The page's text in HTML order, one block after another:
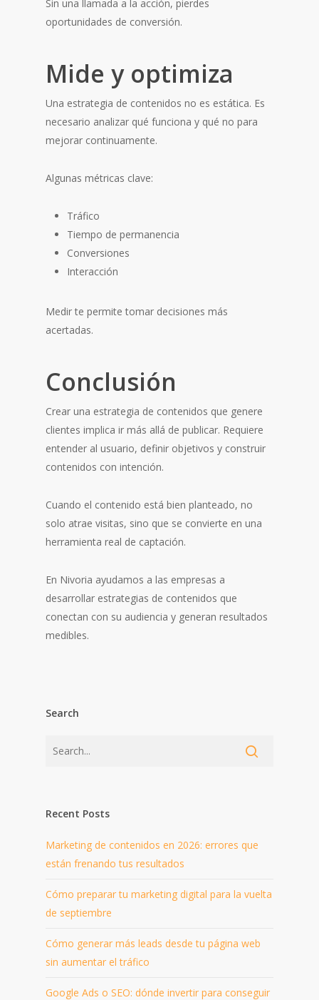
Sin una llamada a la acción, pierdes
oportunidades de conversión.
Mide y optimiza
Una estrategia de contenidos no es estática. Es
necesario analizar qué funciona y qué no para
mejorar continuamente.
Algunas métricas clave:
Tráfico
Tiempo de permanencia
Conversiones
Interacción
Medir te permite tomar decisiones más
acertadas.
Conclusión
Crear una estrategia de contenidos que genere
clientes implica ir más allá de publicar. Requiere
entender al usuario, definir objetivos y construir
contenidos con intención.
Cuando el contenido está bien planteado, no
solo atrae visitas, sino que se convierte en una
herramienta real de captación.
En Nivoria ayudamos a las empresas a
desarrollar estrategias de contenidos que
conectan con su audiencia y generan resultados
medibles.
Search
Recent Posts
Marketing de contenidos en 2026: errores que
están frenando tus resultados
Cómo preparar tu marketing digital para la vuelta
de septiembre
Cómo generar más leads desde tu página web
sin aumentar el tráfico
Google Ads o SEO: dónde invertir para conseguir